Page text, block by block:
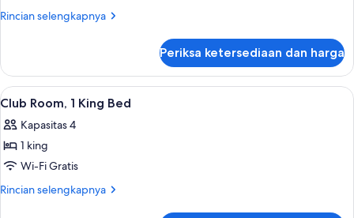
Twin,
Rincian selengkapnya
Rincian
Kamar,
Tempat
Twin,
pemandangan
Periksa ketersediaan dan harga
Lihat
semua
foto
untuk
Club
Room,
Seprai premium, selimut bulu angsa,
1
Club Room, 1 King Bed
Kapasitas 4
1 king
Wi-Fi Gratis
Rincian selengkapnya
Rincian